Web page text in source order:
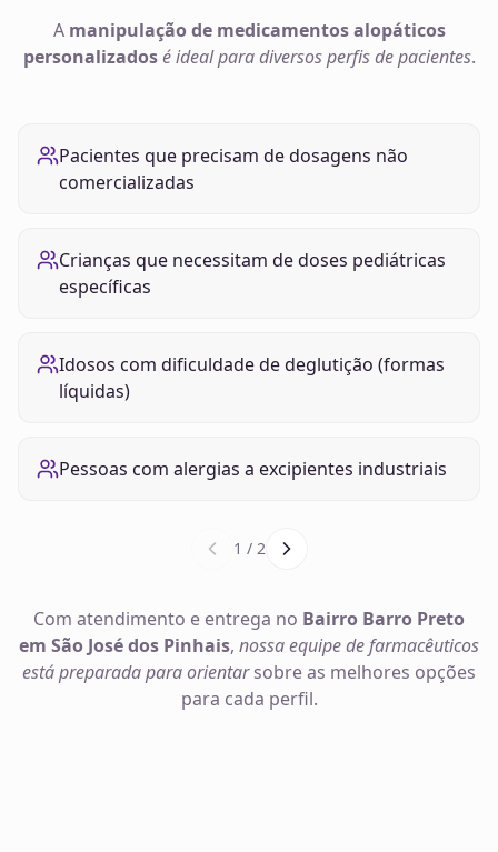
A manipulação de medicamentos alopáticos
personalizados é ideal para diversos perfis de pacientes.
Pacientes que precisam de dosagens não
comercializadas
Crianças que necessitam de doses pediátricas
específicas
Idosos com dificuldade de deglutição (formas
líquidas)
Pessoas com alergias a excipientes industriais
1 / 2
Com atendimento e entrega no Bairro Barro Preto
em São José dos Pinhais, nossa equipe de farmacêuticos
está preparada para orientarsobre as melhores opções
para cada perfil.